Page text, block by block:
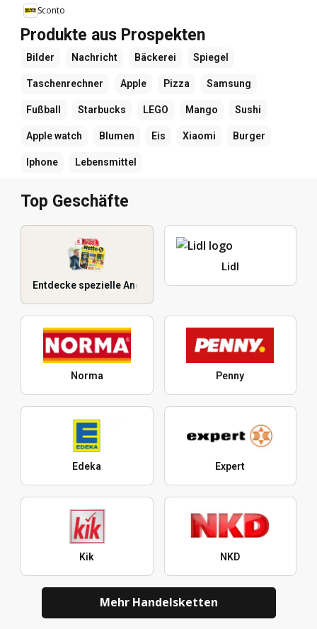
Sconto
Produkte aus Prospekten
Bilder Nachricht Bäckerei Spiegel
Taschenrechner Apple Pizza Samsung
Fußball Starbucks LEGO Mango Sushi
Apple watch Blumen Eis Xiaomi Burger
Iphone Lebensmittel
Top Geschäfte
Entdecke spezielle Angebote
Lidl
Norma Penny
Edeka Expert
Kik NKD
Mehr Handelsketten